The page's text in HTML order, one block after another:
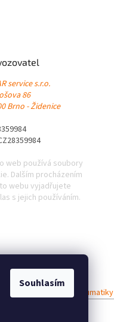
Souhlasím
service s.r.o.
86
Brno - Židenice
web používá soubory
Dalším procházením
webu vyjadřujete
s jejich používáním.
Celoroční pneumatiky